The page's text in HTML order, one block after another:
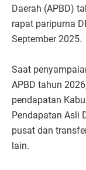
Daerah (APBD)
rapat paripurna
September 2025.
Saat
APBD tahun
pendapatan
Pendapatan Asli
pusat dan
lain.